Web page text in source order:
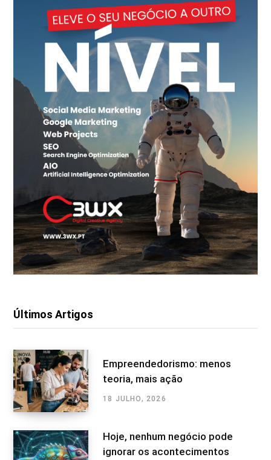
Últimos Artigos
Empreendedorismo: menos
teoria, mais ação
18 JULHO, 2026
Hoje, nenhum negócio pode
ignorar os acontecimentos